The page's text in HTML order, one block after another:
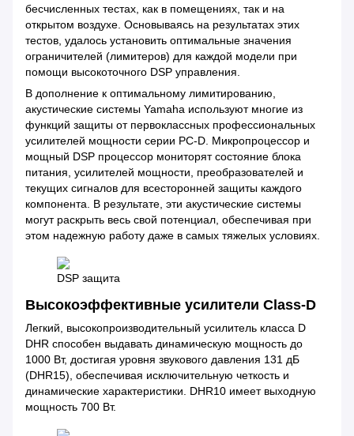
бесчисленных тестах, как в помещениях, так и на
открытом воздухе. Основываясь на результатах этих
тестов, удалось установить оптимальные значения
ограничителей (лимитеров) для каждой модели при
помощи высокоточного DSP управления.
В дополнение к оптимальному лимитированию,
акустические системы Yamaha используют многие из
функций защиты от первоклассных профессиональных
усилителей мощности серии PC-D. Микропроцессор и
мощный DSP процессор мониторят состояние блока
питания, усилителей мощности, преобразователей и
текущих сигналов для всесторонней защиты каждого
компонента. В результате, эти акустические системы
могут раскрыть весь свой потенциал, обеспечивая при
этом надежную работу даже в самых тяжелых условиях.
DSP защита
Высокоэффективные усилители Class-D
Легкий, высокопроизводительный усилитель класса D
DHR способен выдавать динамическую мощность до
1000 Вт, достигая уровня звукового давления 131 дБ
(DHR15), обеспечивая исключительную четкость и
динамические характеристики. DHR10 имеет выходную
мощность 700 Вт.